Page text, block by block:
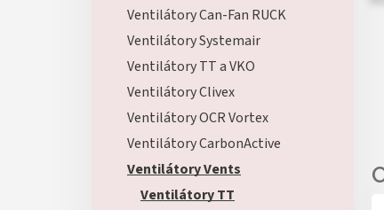
Ventilátory Can-Fan RUCK
Ventilátory Systemair
Ventilátory TT a VKO
Ventilátory Clivex
Ventilátory OCR Vortex
Ventilátory CarbonActive
Ventilátory Vents
Ventilátory TT